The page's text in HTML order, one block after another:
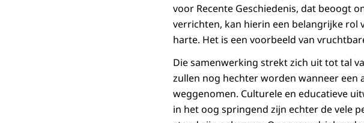
voor Recente Geschiedenis, dat beoogt
verrichten, kan hierin een belangrijke rol
harte. Het is een voorbeeld van
Die samenwerking strekt zich uit tot tal
zullen nog hechter worden wanneer
weggenomen. Culturele en educatieve
in het oog springend zijn echter de vele